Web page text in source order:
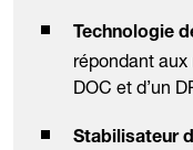
Technologie
répondant aux
DOC et d’un
Stabilisateur